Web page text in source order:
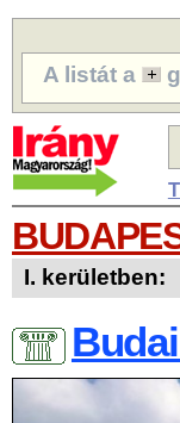
A listát a
I. kerületben: